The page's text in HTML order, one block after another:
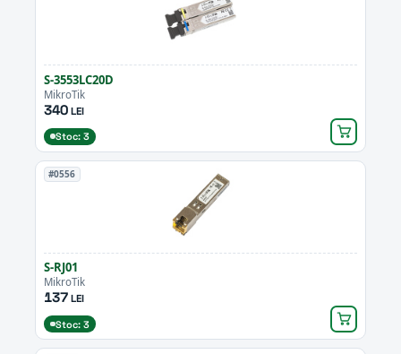
S-3553LC20D
MikroTik
340LEI
Stoc: 3
#0556
S-RJ01
MikroTik
137LEI
Stoc: 3